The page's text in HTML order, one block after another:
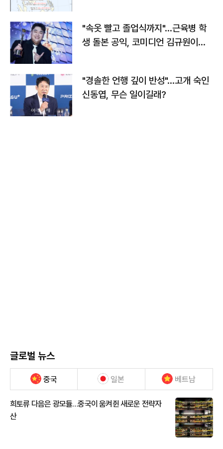
"속옷 빨고 졸업식까지"…근육병 학
생 돌본 공익, 코미디언 김규원이었
"경솔한 언행 깊이 반성"…고개 숙인
신동엽, 무슨 일이길래?
글로벌 뉴스
중국 일본 베트남
희토류 다음은 광모듈…중국이 움켜쥔 새로운 전략자
산